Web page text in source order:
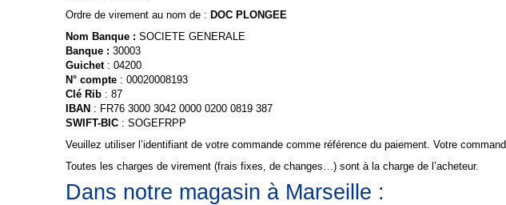
Ordre de virement au nom de : DOC PLONGEE
Nom Banque : SOCIETE GENERALE
Banque : 30003
Guichet: 04200
N° compte : 00020008193
Clé Rib : 87
IBAN : FR76 3000 3042 0000 0200 0819 387
SWIFT-BIC : SOGEFRPP
Veuillez utiliser l’identifiant de votre commande comme référence du paiement. Votre
Toutes les charges de virement (frais fixes, de changes…) sont à la charge de l’acheteur.
Dans notre magasin à Marseille :